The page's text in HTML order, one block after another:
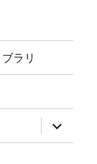
ラリ
ブ
メ